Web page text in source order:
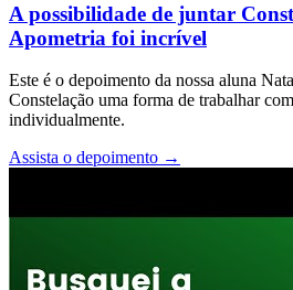
A possibilidade de juntar
Apometria foi incrível
Este é o depoimento da nossa aluna
Constelação uma forma de trabalhar
individualmente.
Assista o depoimento →